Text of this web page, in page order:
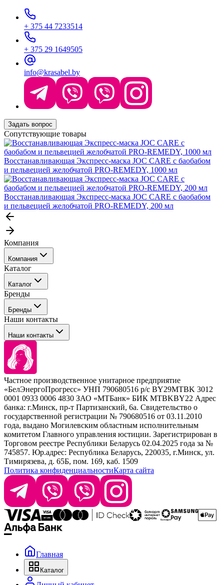
+ 375 44 7233514
+ 375 29 1649505
info@krasabel.by
Задать вопрос
Сопутствующие товары
Восстанавливающая Экспресс-маска JOC CARE с баобабом
и пельвецией желобчатой PRO-REMEDY, 1000 мл
Восстанавливающая Экспресс-маска JOC CARE с баобабом
и пельвецией желобчатой PRO-REMEDY, 200 мл
Компания
Компания
События
Покупателю
Каталог
Каталог
Профессиональные средства для окрашивания волос
Сервисные средства
Уход
Стайлинг
Брови и ресницы
Барберинг
Наборы
Расходные материалы
Бренды
Бренды
Tefia
Concept
Kezy
Barex
Sim Sensitive
Kebren
Selective Professional
White Line
Наши контакты
Наши контакты
+ 375 44 7233514
+ 375 29 1649505
info@krasabel.by
Офис: г. Минск, ул. Тимирязева 65Б, офис 1509
Склад: г. Минск, ул. Домбровская, 15
Время работы: пн–чт 9:00–17:30, пт 9:00–17:00
Частное производственное унитарное предприятие
«БелЭнергоПрогресс» УНП 790680516 р/с BY29MTBK 3012
0001 0933 0006 4830 ЗАО «МТБанк» БИК MTBKBY22 Адрес
банка: г.Минск, пр-т Партизанский, 6а. Свидетельство о
государственной регистрации № 790680516 от 03.11.2010
года, выдано Могилевским областным исполнительным
комитетом Главного управления юстиции. Зарегистрирован в
Торговом реестре Республики Беларусь 02.04.2025 года за №
745857. Юр.адрес: Республика Беларусь, 220035, г.Минск, ул.
Тимирязева, д. 65Б, пом. 169, каб. 1509
Политика конфиденциальностиКарта сайта
Главная
Каталог